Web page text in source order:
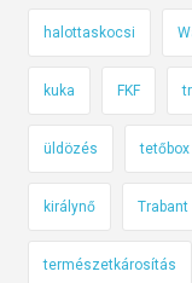
halottaskocsi
kuka FKF
üldözés tetőbox
királynő Trabant
természetkárosítás